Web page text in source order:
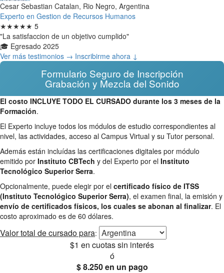
Cesar Sebastian Catalan, Rio Negro, Argentina
Experto en Gestion de Recursos Humanos
★★★★★ 5
"La satisfaccion de un objetivo cumplido"
🎓 Egresado 2025
Ver más testimonios → Inscribirme ahora ↓
Formulario Seguro de Inscripción
Grabación y Mezcla del Sonido
El costo INCLUYE TODO EL CURSADO durante los 3 meses de la
Formación.
El Experto incluye todos los módulos de estudio correspondientes al
nivel, las actividades, acceso al Campus Virtual y su Tutor personal.
Además están incluídas las certificaciones digitales por módulo
emitido por Instituto CBTech y del Experto por el Instituto
Tecnológico Superior Serra.
Opcionalmente, puede elegir por el certificado físico de ITSS
(Instituto Tecnológico Superior Serra), el examen final, la emisión y
envío de certificados físicos, los cuales se abonan al finalizar. El
costo aproximado es de 60 dólares.
Valor total de cursado para:
$1 en cuotas sin interés
ó
$ 8.250en un pago